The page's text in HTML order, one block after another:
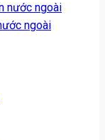
nước ngoài
ngoài